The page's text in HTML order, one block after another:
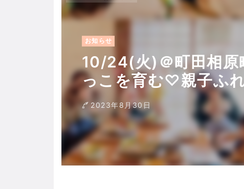
お知らせ
10/24(火)＠町田相
っこを育む♡親子ふ
ハロウィンパーティー
2023年8月30日